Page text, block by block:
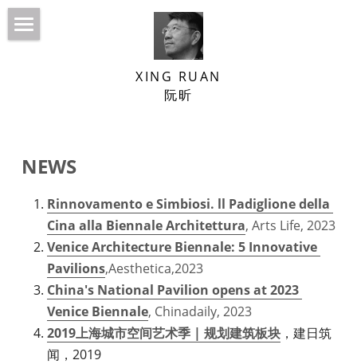
XING RUAN
阮昕
Venice Biennale
Confucius’ Courtyard
BOOKS
ESSAYS
LECTURES/INTERVIEWS
DESIGN PRACTICE
SJTU School of Design Building
Beikun Garden
CURATORIAL PRACTICE
CONTACT
NEWS
Rinnovamento e Simbiosi. ll Padiglione della
Cina alla Biennale Architettura, Arts Life, 2023
Venice Architecture Biennale: 5 Innovative
Pavilions,Aesthetica,2023
China's National Pavilion opens at 2023
Venice Biennale, Chinadaily, 2023
2019上海城市空间艺术季 | 规划建筑板块，建日筑
闻，2019